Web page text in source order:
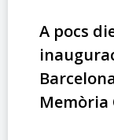
A pocs
Memòria